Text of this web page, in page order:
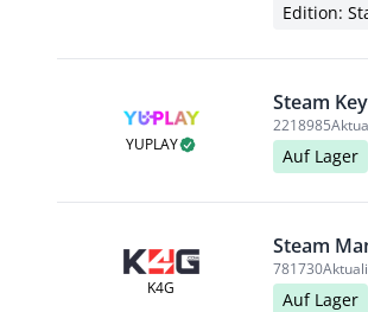
Edition:
YUPLAY
Steam Key
2218985
Auf Lager
K4G
Steam
781730
Auf Lager